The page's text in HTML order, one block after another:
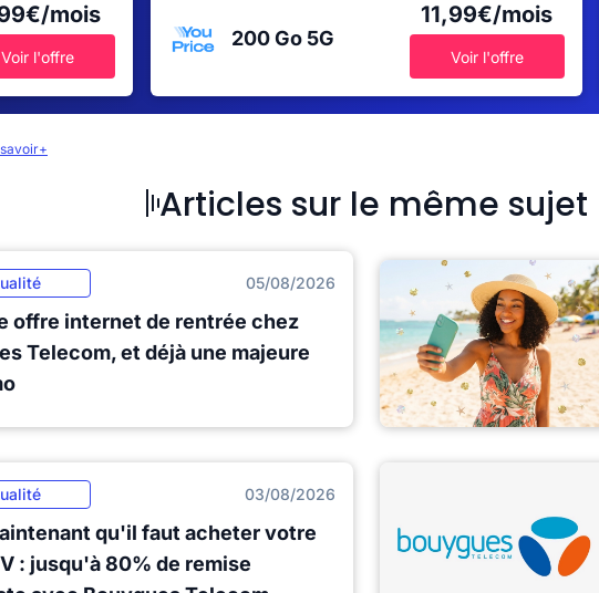
mois
Voir l'offre
200 Go 5G
11,99€/mois
Voir l'offre
Articles sur le même sujet
05/08/2026
offre internet de rentrée chez
Telecom, et déjà une majeure
03/08/2026
qu'il faut acheter votre
: jusqu'à 80% de remise